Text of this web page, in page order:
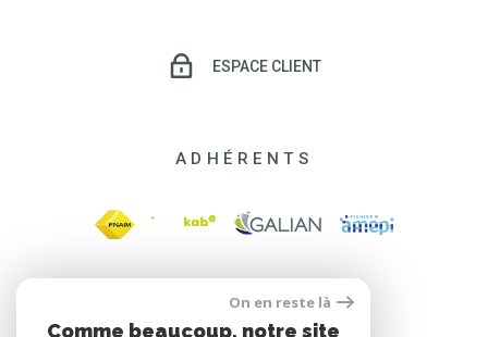
ESPACE CLIENT
ADHÉRENTS
On en reste là
Comme beaucoup, notre site